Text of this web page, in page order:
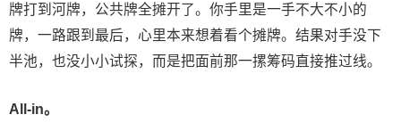
牌打到河牌，公共牌全摊开了。你手里是一手不大不小的
牌，一路跟到最后，心里本来想着看个摊牌。结果对手没下
半池，也没小小试探，而是把面前那一摞筹码直接推过线。
All-in。